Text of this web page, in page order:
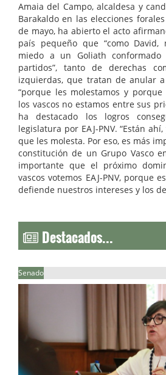
Amaia del Campo, alcaldesa y
Barakaldo en las elecciones
de mayo, ha abierto el acto
país pequeño que “como David,
miedo a un Goliath
partidos”, tanto de derechas
izquierdas, que tratan de anular
“porque les molestamos y porque
los vascos no estamos entre sus
ha destacado los logros
legislatura por EAJ-PNV. “Están
que les molesta. Por eso, es más
constitución de un Grupo Vasco
importante que el próximo
vascos votemos EAJ-PNV, porque
defiende nuestros intereses y los
Destacados...
Senado